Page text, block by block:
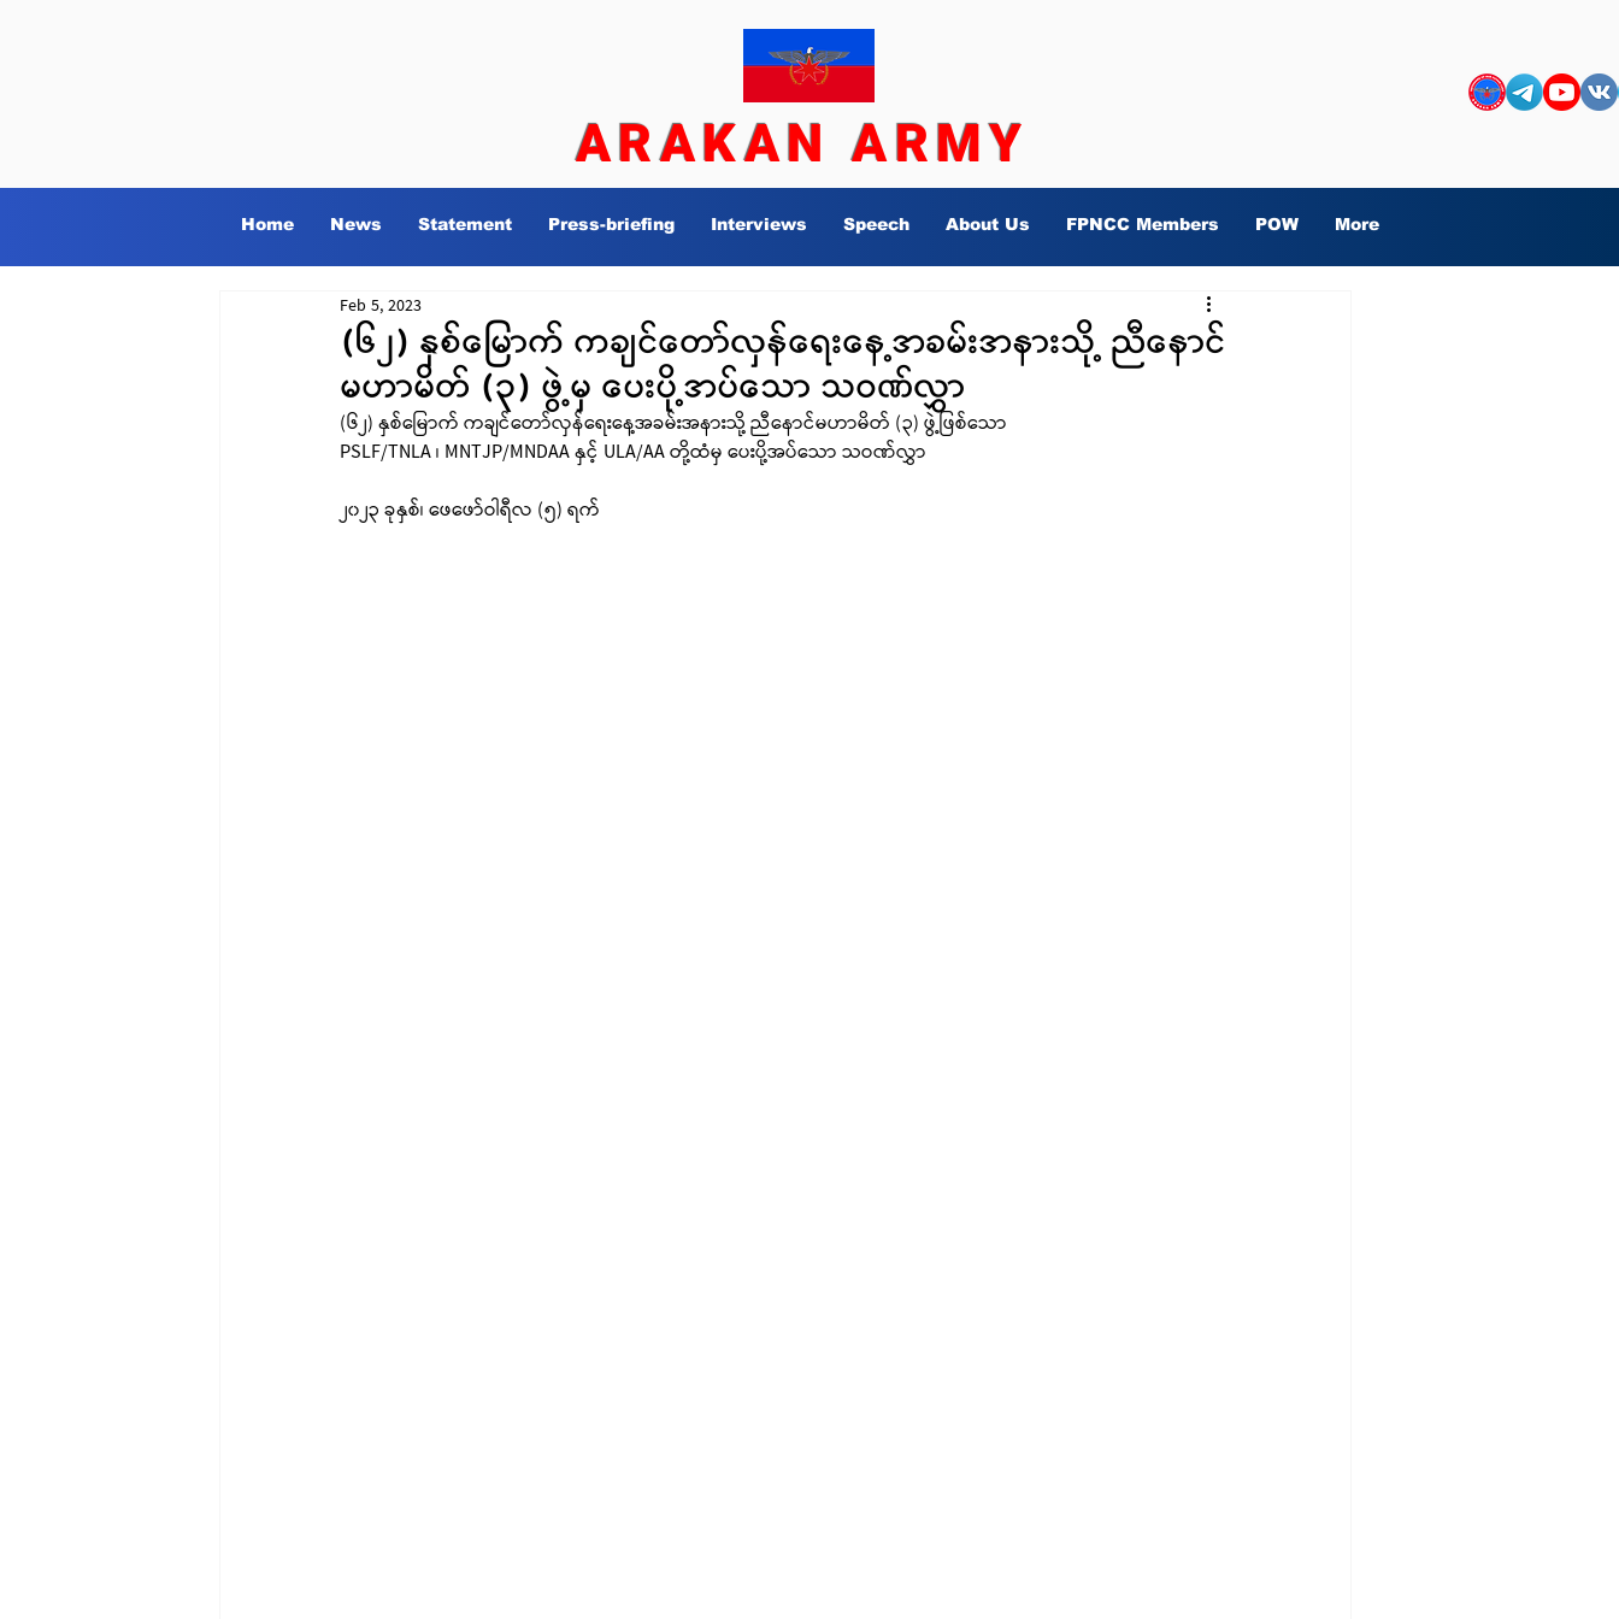
(၆၂) နှစ်မြောက် ကချင်တော်လှန်ရေးနေ့အခမ်းအနားသို့ ညီနောင်
မဟာမိတ် (၃) ဖွဲ့မှ ပေးပို့အပ်သော သဝဏ်လွှာ
Feb 5, 2023
(၆၂) နှစ်မြောက် ကချင်တော်လှန်ရေးနေ့အခမ်းအနားသို့ ညီနောင်မဟာမိတ် (၃) ဖွဲ့ဖြစ်သော
PSLF/TNLA ၊ MNTJP/MNDAA နှင့် ULA/AA တို့ထံမှ ပေးပို့အပ်သော သဝဏ်လွှာ
၂၀၂၃ ခုနှစ်၊ ဖေဖော်ဝါရီလ (၅) ရက်
Home News Statement Press-briefing Interviews Speech About Us FPNCC Members POW More
ARAKAN ARMY